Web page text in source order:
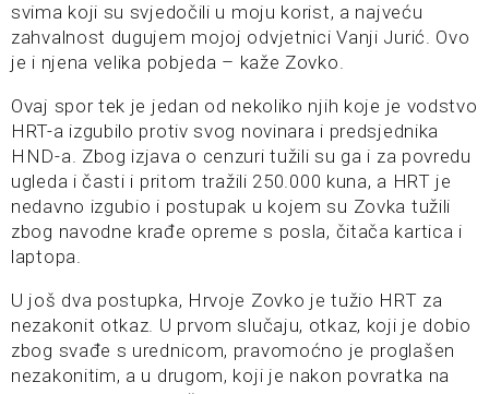
svima koji su svjedočili u moju korist, a najveću
zahvalnost dugujem mojoj odvjetniciVanji Jurić. Ovo
je i njena velika pobjeda – kaže Zovko.
Ovaj spor tek je jedan od nekoliko njih koje je vodstvo
HRT-a izgubilo protiv svog novinara i predsjednika
HND-a. Zbog izjava o cenzuri tužili su ga i za povredu
ugleda i časti i pritom tražili 250.000 kuna, a HRT je
nedavno izgubio i postupak u kojem su Zovka tužili
zbog navodne krađe opreme s posla, čitača kartica i
laptopa.
U još dva postupka, Hrvoje Zovko je tužio HRT za
nezakonit otkaz. U prvom slučaju, otkaz, koji je dobio
zbog svađe s urednicom, pravomoćno je proglašen
nezakonitim, a u drugom, koji je nakon povratka na